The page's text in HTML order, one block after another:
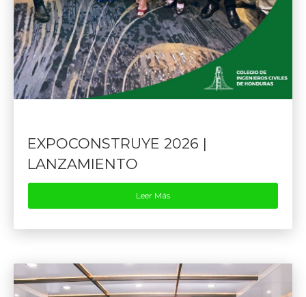
EXPOCONSTRUYE 2026 |
LANZAMIENTO
Leer Más